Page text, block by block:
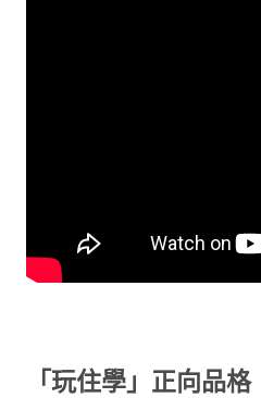
「玩住學」正向品格